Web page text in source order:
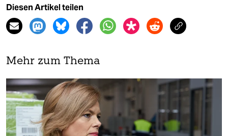
Diesen Artikel teilen
Mehr zum Thema